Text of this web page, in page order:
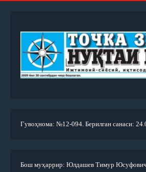
Гувоҳнома: №12-094. Берилган санаси:
Бош муҳаррир: Юлдашев Тимур